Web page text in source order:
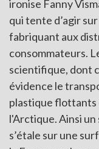
ironise Fanny
qui tente d’agir
fabriquant aux
consommateurs.
scientifique, dont
évidence le
plastique flottants
l'Arctique. Ainsi
s’étale sur une